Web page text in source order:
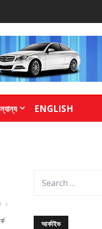
ENGLISH
০
আর্কাইভ